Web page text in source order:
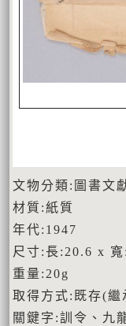
文物分類:圖書文
材質:紙質
年代:1947
尺寸:長:20.6 x
重量:20g
取得方式:既存(繼
關鍵字:訓令、九